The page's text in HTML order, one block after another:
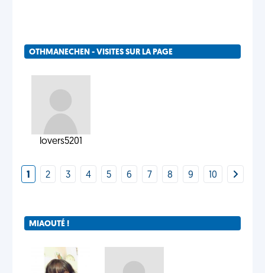
OTHMANECHEN - VISITES SUR LA PAGE
lovers5201
1 2 3 4 5 6 7 8 9 10
MIAOUTÉ !